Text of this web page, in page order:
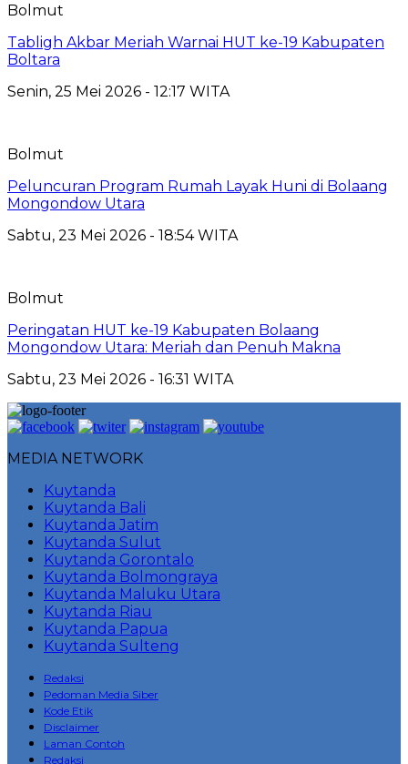
Bolmut
Tabligh Akbar Meriah Warnai HUT ke-19 Kabupaten
Boltara
Senin, 25 Mei 2026 - 12:17 WITA
Bolmut
Peluncuran Program Rumah Layak Huni di Bolaang
Mongondow Utara
Sabtu, 23 Mei 2026 - 18:54 WITA
Bolmut
Peringatan HUT ke-19 Kabupaten Bolaang
Mongondow Utara: Meriah dan Penuh Makna
Sabtu, 23 Mei 2026 - 16:31 WITA
MEDIA NETWORK
Kuytanda
Kuytanda Bali
Kuytanda Jatim
Kuytanda Sulut
Kuytanda Gorontalo
Kuytanda Bolmongraya
Kuytanda Maluku Utara
Kuytanda Riau
Kuytanda Papua
Kuytanda Sulteng
Redaksi
Pedoman Media Siber
Kode Etik
Disclaimer
Laman Contoh
Redaksi